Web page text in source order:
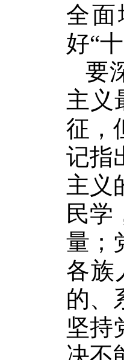
全面
好“
要
主义
征，
记指
主义
民学
量；
各族
的、
坚持